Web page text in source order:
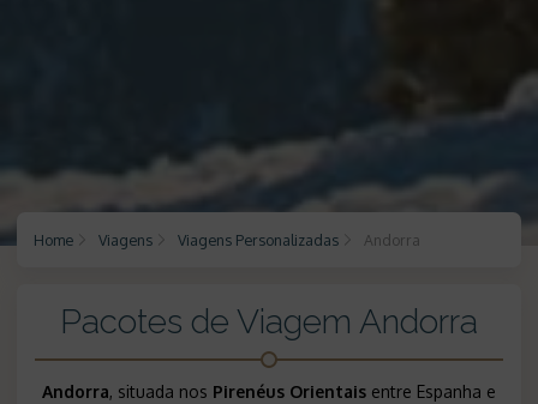
Home Viagens Viagens Personalizadas Andorra
Pacotes de Viagem Andorra
Andorra, situada nos Pirenéus Orientaisentre Espanha e